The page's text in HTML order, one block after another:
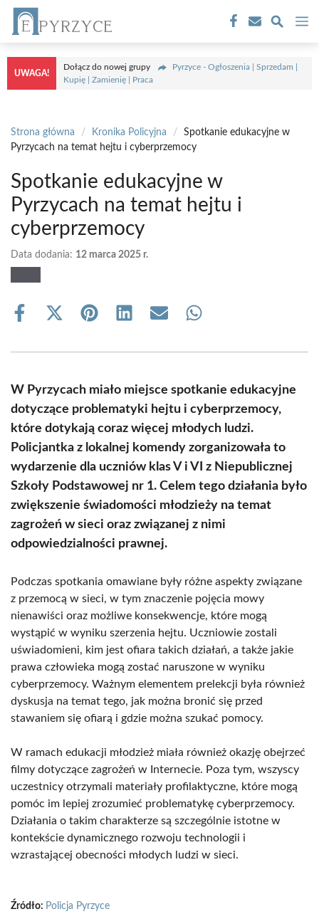
Przejdź
treści
UWAGA!
Dołącz do nowej grupy
Pyrzyce - Ogłoszenia | Sprzedam |
Kupię | Zamienię | Praca
Strona główna / Kronika Policyjna /
Spotkanie edukacyjne w
Pyrzycach na temat hejtu i cyberprzemocy
Spotkanie edukacyjne w
Pyrzycach na temat hejtu i
cyberprzemocy
Data dodania: 12 marca 2025 r.
Share
Share
(Twitter)
Share Share Share Share
W Pyrzycach miało miejsce spotkanie edukacyjne
dotyczące problematyki hejtu i cyberprzemocy,
które dotykają coraz więcej młodych ludzi.
Policjantka z lokalnej komendy zorganizowała to
wydarzenie dla uczniów klas V i VI z Niepublicznej
Szkoły Podstawowej nr 1. Celem tego działania było
zwiększenie świadomości młodzieży na temat
zagrożeń w sieci oraz związanej z nimi
odpowiedzialności prawnej.
Podczas spotkania omawiane były różne aspekty związane
z przemocą w sieci, w tym znaczenie pojęcia mowy
nienawiści oraz możliwe konsekwencje, które mogą
wystąpić w wyniku szerzenia hejtu. Uczniowie zostali
uświadomieni, kim jest ofiara takich działań, a także jakie
prawa człowieka mogą zostać naruszone w wyniku
cyberprzemocy. Ważnym elementem prelekcji była również
dyskusja na temat tego, jak można bronić się przed
stawaniem się ofiarą i gdzie można szukać pomocy.
W ramach edukacji młodzież miała również okazję obejrzeć
filmy dotyczące zagrożeń w Internecie. Poza tym, wszyscy
uczestnicy otrzymali materiały profilaktyczne, które mogą
pomóc im lepiej zrozumieć problematykę cyberprzemocy.
Działania o takim charakterze są szczególnie istotne w
kontekście dynamicznego rozwoju technologii i
wzrastającej obecności młodych ludzi w sieci.
Źródło: Policja Pyrzyce